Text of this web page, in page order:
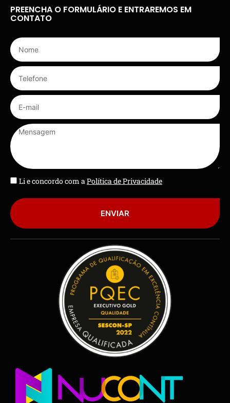
PREENCHA O FORMULÁRIO E ENTRAREMOS EM
CONTATO
Li e concordo com aPolítica de Privacidade
ENVIAR